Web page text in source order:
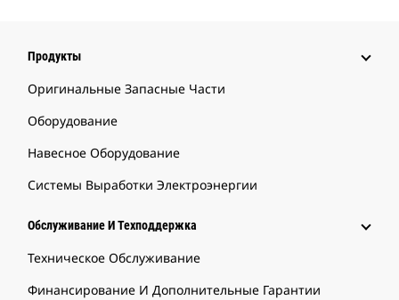
Продукты
Оригинальные Запасные Части
Оборудование
Навесное Оборудование
Системы Выработки Электроэнергии
Обслуживание И Техподдержка
Техническое Обслуживание
Финансирование И Дополнительные Гарантии